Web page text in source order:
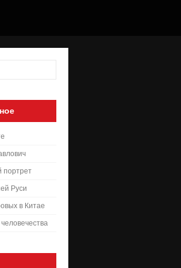
портрет
Руси
в Китае